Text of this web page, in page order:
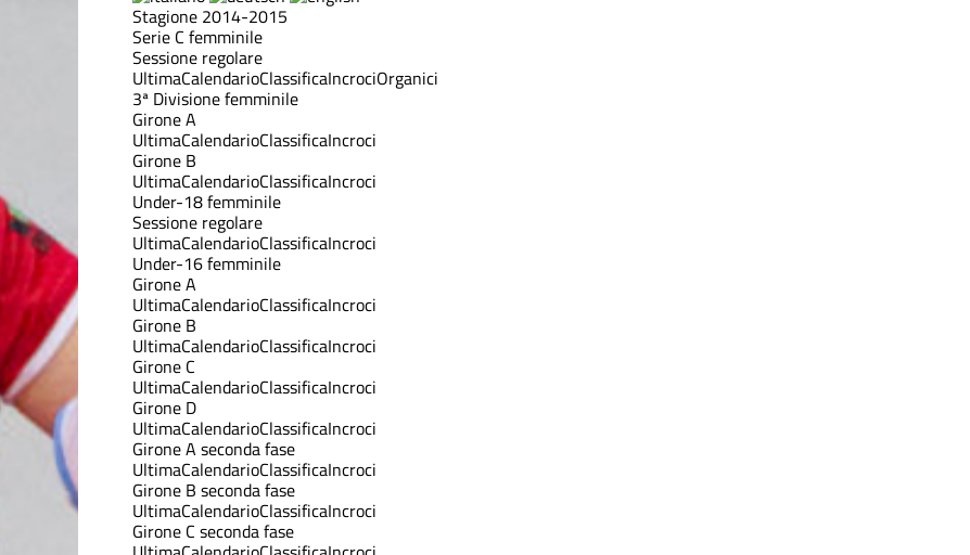
Stagione 2014-2015
Serie C femminile
Sessione regolare
UltimaCalendarioClassificaIncrociOrganici
3ª Divisione femminile
Girone A
UltimaCalendarioClassificaIncroci
Girone B
UltimaCalendarioClassificaIncroci
Under-18 femminile
Sessione regolare
UltimaCalendarioClassificaIncroci
Under-16 femminile
Girone A
UltimaCalendarioClassificaIncroci
Girone B
UltimaCalendarioClassificaIncroci
Girone C
UltimaCalendarioClassificaIncroci
Girone D
UltimaCalendarioClassificaIncroci
Girone A seconda fase
UltimaCalendarioClassificaIncroci
Girone B seconda fase
UltimaCalendarioClassificaIncroci
Girone C seconda fase